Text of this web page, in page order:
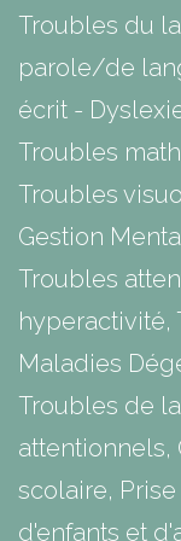
Troubles du
parole/de
écrit -
Troubles
Troubles
Gestion
Troubles
hyperactivité,
Maladies
Troubles de
attentionnels,
scolaire,
d'enfants et